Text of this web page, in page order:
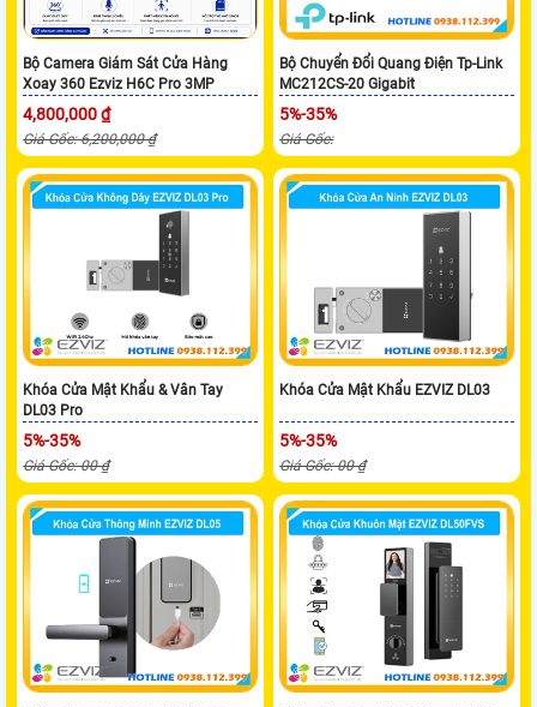
Bộ Camera Giám Sát Cửa Hàng
Xoay 360 Ezviz H6C Pro 3MP
4,800,000 ₫
Giá Gốc: 6,200,000 ₫
Bộ Chuyển Đổi Quang Điện Tp-Link
MC212CS-20 Gigabit
5%-35%
Giá Gốc:
Khóa Cửa Mật Khẩu & Vân Tay
DL03 Pro
5%-35%
Giá Gốc: 00 ₫
Khóa Cửa Mật Khẩu EZVIZ DL03
5%-35%
Giá Gốc: 00 ₫